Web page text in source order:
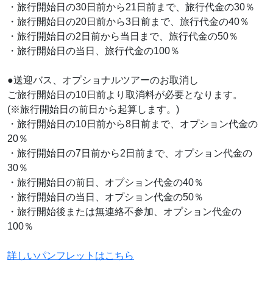
・旅行開始日の30日前から21日前まで、旅行代金の30％
・旅行開始日の20日前から3日前まで、旅行代金の40％
・旅行開始日の2日前から当日まで、旅行代金の50％
・旅行開始日の当日、旅行代金の100％
●送迎バス、オプショナルツアーのお取消し
ご旅行開始日の10日前より取消料が必要となります。
(※旅行開始日の前日から起算します。)
・旅行開始日の10日前から8日前まで、オプション代金の
20％
・旅行開始日の7日前から2日前まで、オプション代金の
30％
・旅行開始日の前日、オプション代金の40％
・旅行開始日の当日、オプション代金の50％
・旅行開始後または無連絡不参加、オプション代金の
100％
詳しいパンフレットはこちら